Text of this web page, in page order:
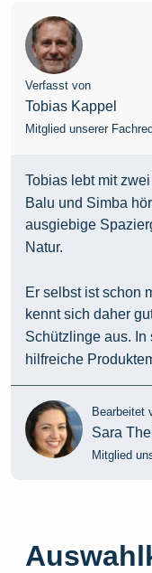
Verfasst von
Tobias Kappel
Mitglied unserer
Tobias lebt mit
Balu und Simba
ausgiebige
Natur.
Er selbst ist schon
kennt sich daher
Schützlinge aus.
hilfreiche
Bearbeitet
Sara
Mitglied